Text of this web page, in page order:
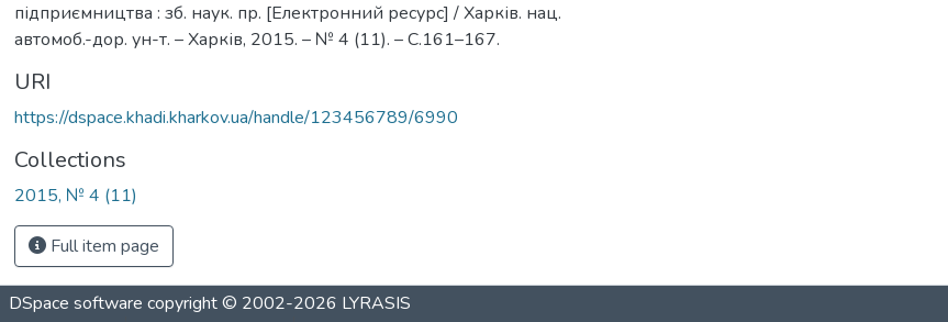
підприємництва : зб. наук. пр. [Електронний ресурс] / Харків. нац.
автомоб.-дор. ун-т. – Харків, 2015. – № 4 (11). – С.161–167.
URI
https://dspace.khadi.kharkov.ua/handle/123456789/6990
Collections
2015, № 4 (11)
Full item page
DSpace software copyright © 2002-2026 LYRASIS